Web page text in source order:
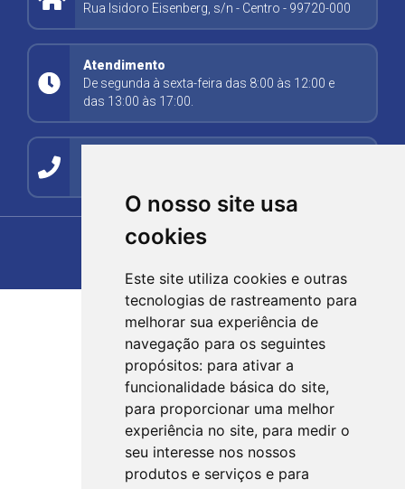
O nosso site usa
cookies
Este site utiliza cookies e outras
tecnologias de rastreamento para
melhorar sua experiência de
navegação para os seguintes
propósitos: para ativar a
funcionalidade básica do site,
para proporcionar uma melhor
experiência no site, para medir o
seu interesse nos nossos
produtos e serviços e para
Rua Isidoro Eisenberg, s/n - Centro - 99720-000
Atendimento
De segunda à sexta-feira das 8:00 às 12:00 e
das 13:00 às 17:00.